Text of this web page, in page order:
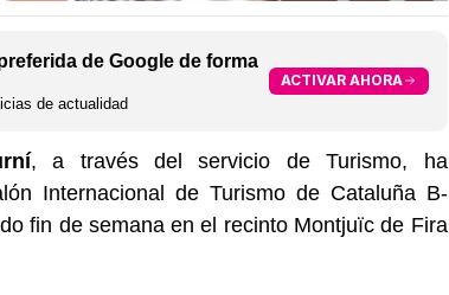
de Google de forma
de actualidad
ACTIVAR AHORA
, a través del servicio de Turismo, ha
Internacional de Turismo de Cataluña B-
fin de semana en el recinto Montjuïc de Fira